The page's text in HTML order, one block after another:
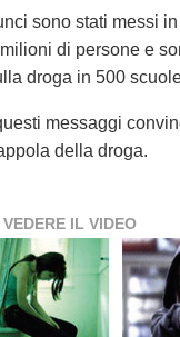
sono stati messi
di persone e
droga in 500
messaggi
della droga.
IL VIDEO